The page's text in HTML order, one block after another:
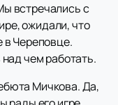
встречались с
ожидали, что
в Череповце.
чем работать.
Мичкова. Да,